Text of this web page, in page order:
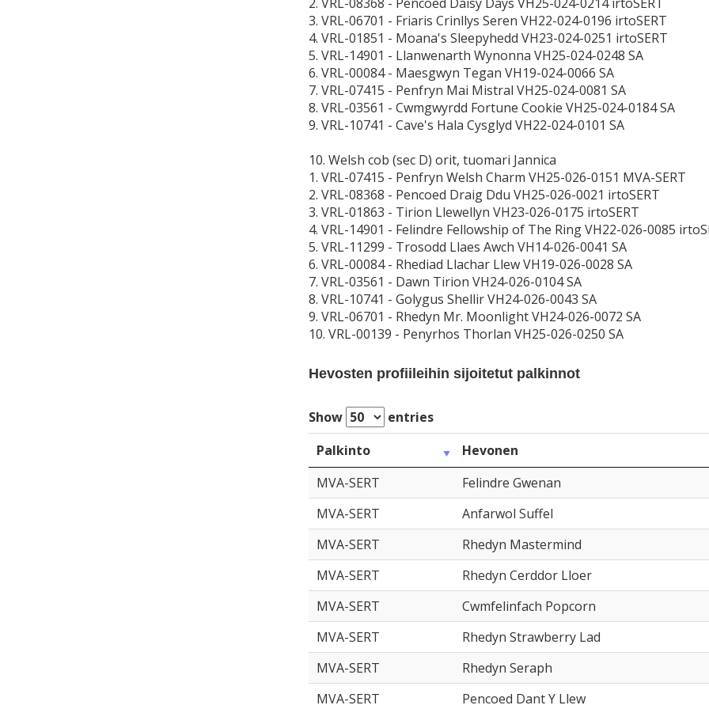
3. VRL-06701 - Friaris Crinllys Seren VH22-024-0196 irtoSERT
4. VRL-01851 - Moana's Sleepyhedd VH23-024-0251 irtoSERT
5. VRL-14901 - Llanwenarth Wynonna VH25-024-0248 SA
6. VRL-00084 - Maesgwyn Tegan VH19-024-0066 SA
7. VRL-07415 - Penfryn Mai Mistral VH25-024-0081 SA
8. VRL-03561 - Cwmgwyrdd Fortune Cookie VH25-024-0184 SA
9. VRL-10741 - Cave's Hala Cysglyd VH22-024-0101 SA
10. Welsh cob (sec D) orit, tuomari Jannica
1. VRL-07415 - Penfryn Welsh Charm VH25-026-0151 MVA-SERT
2. VRL-08368 - Pencoed Draig Ddu VH25-026-0021 irtoSERT
3. VRL-01863 - Tirion Llewellyn VH23-026-0175 irtoSERT
4. VRL-14901 - Felindre Fellowship of The Ring VH22-026-0085
5. VRL-11299 - Trosodd Llaes Awch VH14-026-0041 SA
6. VRL-00084 - Rhediad Llachar Llew VH19-026-0028 SA
7. VRL-03561 - Dawn Tirion VH24-026-0104 SA
8. VRL-10741 - Golygus Shellir VH24-026-0043 SA
9. VRL-06701 - Rhedyn Mr. Moonlight VH24-026-0072 SA
10. VRL-00139 - Penyrhos Thorlan VH25-026-0250 SA
Hevosten profiileihin sijoitetut palkinnot
Show
entries
Palkinto
Hevonen
MVA-SERT
Felindre Gwenan
MVA-SERT
Anfarwol Suffel
MVA-SERT
Rhedyn Mastermind
MVA-SERT
Rhedyn Cerddor Lloer
MVA-SERT
Cwmfelinfach Popcorn
MVA-SERT
Rhedyn Strawberry Lad
MVA-SERT
Rhedyn Seraph
MVA-SERT
Pencoed Dant Y Llew